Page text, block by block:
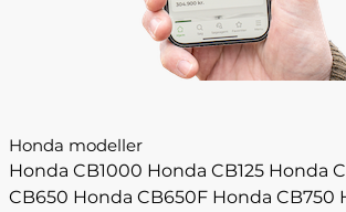
Honda modeller
Honda CB1000 Honda CB125 Honda
CB650 Honda CB650F Honda CB750